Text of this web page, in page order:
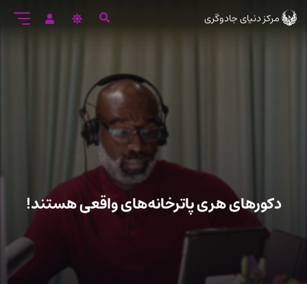
ورود
مرکز دنیای جادوگری
دکورهای هری پاترخانه‌های واقعی هستند!